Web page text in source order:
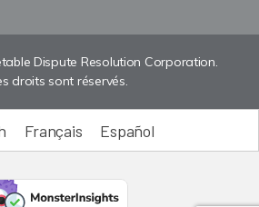
Dispute Resolution Corporation.
droits sont réservés.
Français Español